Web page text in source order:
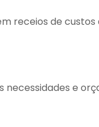
receios de custos
e